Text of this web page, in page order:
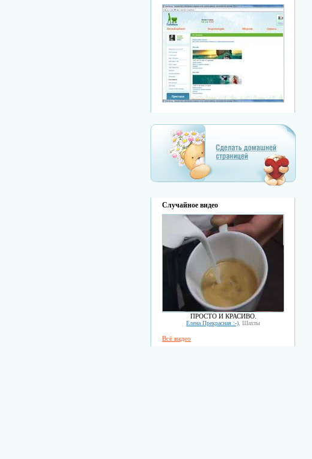
Случайное видео
ПРОСТО И КРАСИВО.
Елена Прекрасная :-) , Шахты
Всё видео